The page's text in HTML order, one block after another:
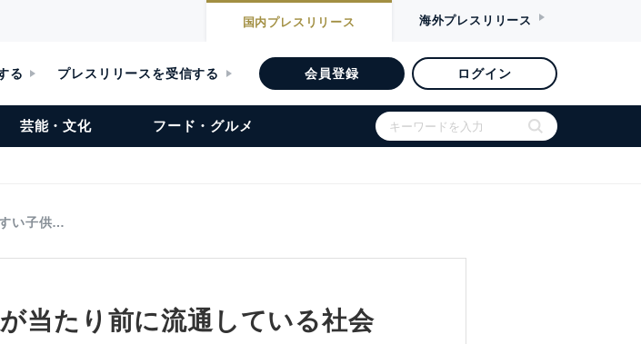
国内プレスリリース 海外プレスリリース
る プレスリリースを受信する 会員登録 ログイン
芸能・文化 フード・グルメ
い子供…
当たり前に流通している社会